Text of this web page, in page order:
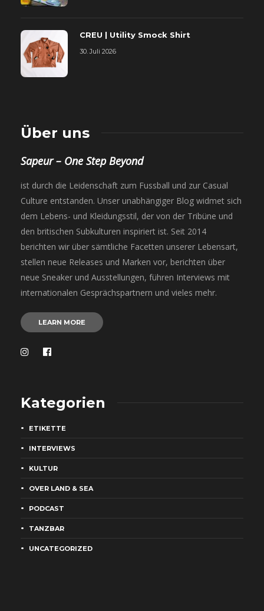
CREU | Utility Smock Shirt
30. Juli 2026
Über uns
Sapeur – One Step Beyond
ist durch die Leidenschaft zum Fussball und zur Casual
Culture entstanden. Unser unabhängiger Blog widmet sich
dem Lebens- und Kleidungsstil, der von der Tribüne und
den britischen Subkulturen inspiriert ist. Seit 2014
berichten wir über sämtliche Facetten unserer Lebensart,
stellen neue Releases und Marken vor, berichten über
neue Sneaker und Ausstellungen, führen Interviews mit
internationalen Gesprächspartnern und vieles mehr.
LEARN MORE
Kategorien
ETIKETTE
INTERVIEWS
KULTUR
OVER LAND & SEA
PODCAST
TANZBAR
UNCATEGORIZED